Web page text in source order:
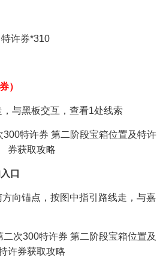
许券*310
）
与黑板交互，查看1处线索
口
向锚点，按图中指引路线走，与嘉